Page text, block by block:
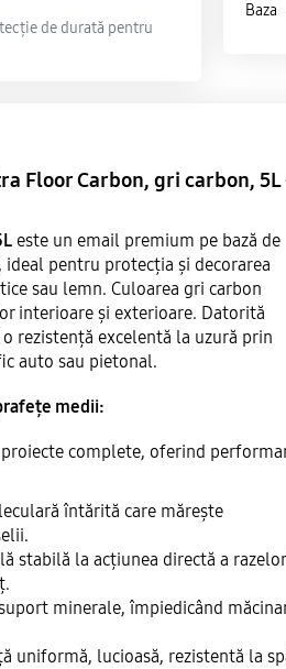
de durată pentru
Baza
Floor Carbon, gri carbon, 5L
este un email premium pe bază de
pentru protecția și decorarea
sau lemn. Culoarea gri carbon
interioare și exterioare. Datorită
rezistență excelentă la uzură prin
auto sau pietonal.
medii:
complete, oferind
întărită care mărește
stabilă la acțiunea directă a
minerale, împiedicând
uniformă, lucioasă, rezistentă la